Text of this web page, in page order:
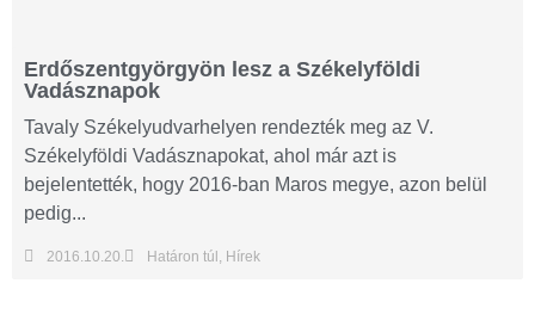
Erdőszentgyörgyön lesz a Székelyföldi
Vadásznapok
Tavaly Székelyudvarhelyen rendezték meg az V.
Székelyföldi Vadásznapokat, ahol már azt is
bejelentették, hogy 2016-ban Maros megye, azon belül
pedig...
2016.10.20. Határon túl Hírek